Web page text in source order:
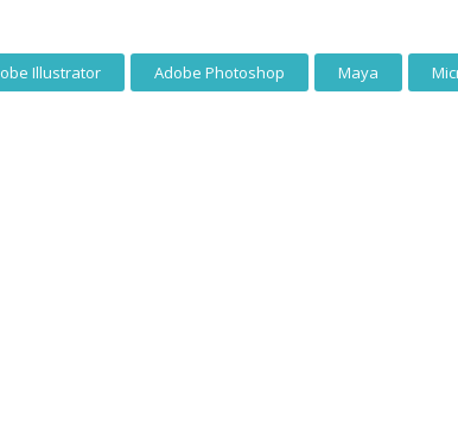
Illustrator Adobe Photoshop Maya